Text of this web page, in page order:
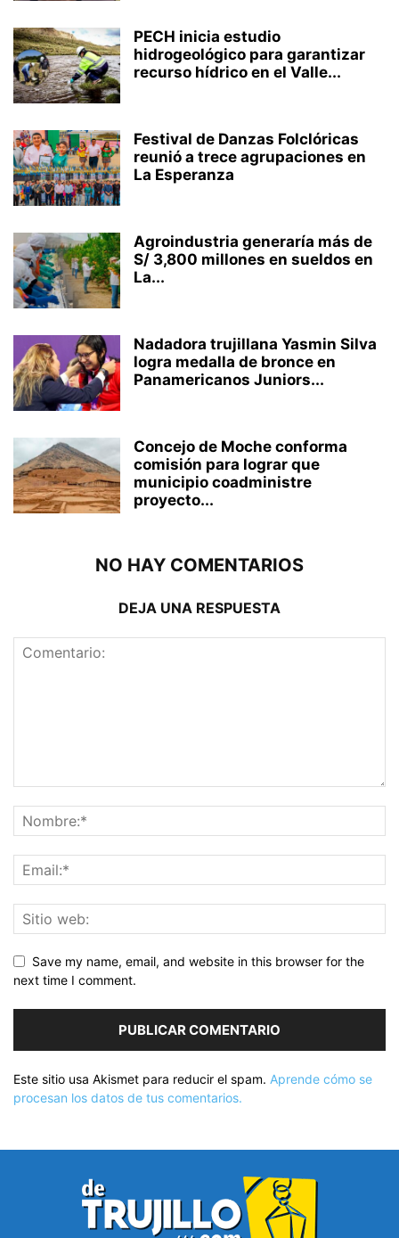
PECH inicia estudio
hidrogeológico para garantizar
recurso hídrico en el Valle...
Festival de Danzas Folclóricas
reunió a trece agrupaciones en
La Esperanza
Agroindustria generaría más de
S/ 3,800 millones en sueldos en
La...
Nadadora trujillana Yasmin Silva
logra medalla de bronce en
Panamericanos Juniors...
Concejo de Moche conforma
comisión para lograr que
municipio coadministre
proyecto...
NO HAY COMENTARIOS
DEJA UNA RESPUESTA
Save my name, email, and website in this browser for the
next time I comment.
Este sitio usa Akismet para reducir el spam. Aprende cómo se
procesan los datos de tus comentarios.